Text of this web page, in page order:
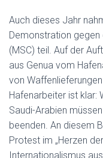
Auch dieses Jahr
Demonstration
(MSC) teil. Auf der
aus Genua vom
von
Hafenarbeiter ist klar:
Saudi-Arabien
beenden. An diesem
Protest im „Herzen
Internationalismus